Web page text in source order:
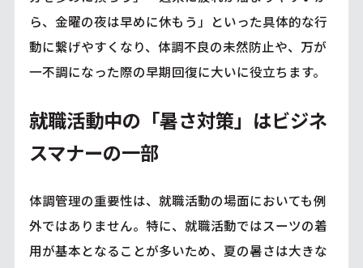
ら、金曜の夜は早めに休もう」といった具体的な行
動に繋げやすくなり、体調不良の未然防止や、万が
一不調になった際の早期回復に大いに役立ちます。
就職活動中の「暑さ対策」はビジネ
スマナーの一部
体調管理の重要性は、就職活動の場面においても例
外ではありません。特に、就職活動ではスーツの着
用が基本となることが多いため、夏の暑さは大きな